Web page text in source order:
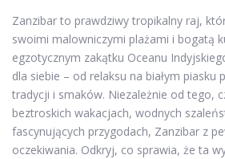
Zanzibar to prawdziwy tropikalny raj,
swoimi malowniczymi plażami i bogatą
egzotycznym zakątku Oceanu
dla siebie – od relaksu na białym piasku
tradycji i smaków. Niezależnie od tego,
beztroskich wakacjach, wodnych
fascynujących przygodach, Zanzibar z
oczekiwania. Odkryj, co sprawia, że ta